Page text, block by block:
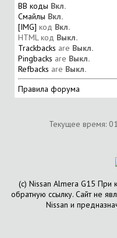
BB коды Вкл.
Смайлы Вкл.
[IMG] код Вкл.
HTML код Выкл.
Trackbacks are Выкл.
Pingbacks are Выкл.
Refbacks are Выкл.
Правила форума
Текущее время:
(с) Nissan Almera G15 При
обратную ссылку. Сайт не
Nissan и